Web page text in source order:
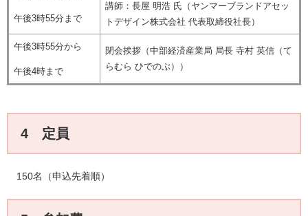
午後3時55分まで
講師：長屋 明浩 氏（ヤンマーブランドアセッ
トデザイン株式会社 代表取締役社長）
午後3時55分から
午後4時まで
閉会挨拶（中部経済産業局 局長 寺村 英信（て
らむら ひでのぶ））
4 定員
150名（申込先着順）